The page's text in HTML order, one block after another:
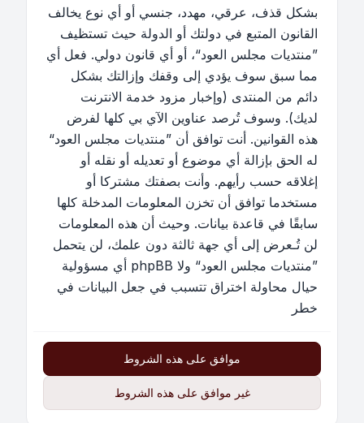
بشكل قذف، عرقي، مهدد، جنسي أو أي نوع يخالف
القانون المتبع في دولتك أو الدولة حيث تستظيف
”منتديات مجلس العود“، أو أي قانون دولي. فعل أي
مما سبق سوف يؤدي إلى وقفك وإزالتك بشكل
دائم من المنتدى (وإخبار مزود خدمة الانترنت
لديك). وسوف تُرصد عناوين الآي بي كلها لفرض
هذه القوانين. أنت توافق أن ”منتديات مجلس العود“
له الحق بإزالة أي موضوع أو تعديله أو نقله أو
إغلاقه حسب رأيهم. وأنت بصفتك مشتركا أو
مستخدما توافق أن تخزن المعلومات المدخلة كلها
سابقًا في قاعدة بيانات. وحيث أن هذه المعلومات
لن تُـعرض إلى أي جهة ثالثة دون علمك، لن يتحمل
”منتديات مجلس العود“ ولا phpBB أي مسؤولية
حيال محاولة اختراق تتسبب في جعل البيانات في
خطر
موافق على هذه الشروط
غير موافق على هذه الشروط